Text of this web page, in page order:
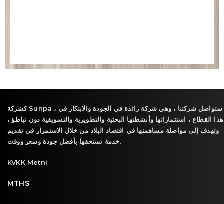
كشركة Sunpa ، ستواصل شركتنا ، وهي شركة رائدة في الجودة والابتكار في
هذا القطاع ، استثماراتها وأنشطتها البحثية والتطويرية والتسويقية دون تباطؤ ،
وتهدف إلى مواصلة مساهمتها في اقتصاد البلاد من خلال الاستمرار في تقديم
خدمة تستحقها بأفضل جودة وسعر ووقت.
KVKK Metni
MTHS